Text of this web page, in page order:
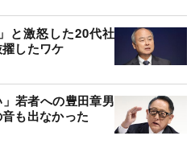
と激怒した20代社
したワケ
」若者への豊田章男
も出なかった